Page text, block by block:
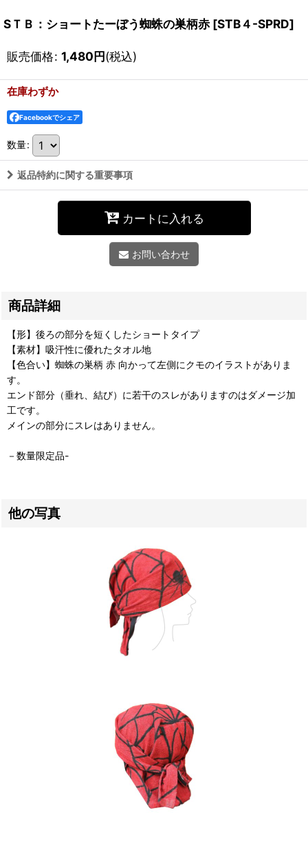
SＴＢ：ショートたーぼう蜘蛛の巣柄赤 [STB４-SPRD]
販売価格: 1,480円(税込)
在庫わずか
Facebookでシェア
数量:
返品特約に関する重要事項
カートに入れる
お問い合わせ
商品詳細
【形】後ろの部分を短くしたショートタイプ
【素材】吸汗性に優れたタオル地
【色合い】蜘蛛の巣柄 赤 向かって左側にクモのイラストがありま
す。
エンド部分（垂れ、結び）に若干のスレがありますのはダメージ加
工です。
メインの部分にスレはありません。
－数量限定品-
他の写真